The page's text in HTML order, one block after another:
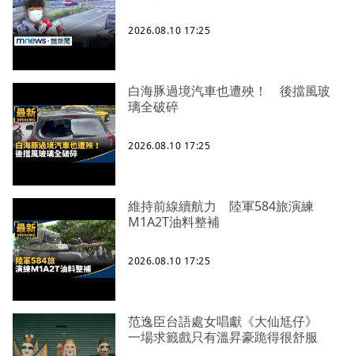
2026.08.10 17:25
白海豚過境汽車也遭殃！ 後擋風玻
璃全破碎
2026.08.10 17:25
維持前線續航力 陸軍584旅演練
M1A2T油料整補
2026.08.10 17:25
范逸臣台語處女唱獻《大仙尪仔》
一場求籤戲只有溫昇豪跪得很舒服